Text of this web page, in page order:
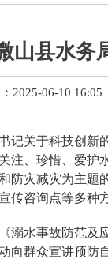
山县水务
2025-06-10 16:05
记关于科技创新
注、珍惜、爱
防灾减灾为主题
传咨询点等多种
溺水事故防范及
向群众宣讲预